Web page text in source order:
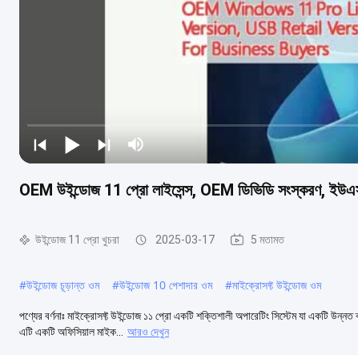
OEM উইন্ডোজ 11 প্রো লাইসেন্স, OEM ডিভিডি সংস্করণ,
উইন্ডোজ 11 প্রো খুচরা 2025-03-17 5 মতামত
#উইন্ডোজ চূড়ান্ত ওম #উইন্ডোজ 10 পেশাদার ওম #মাইক্রোসফ্ট উইন্ডোজ ওম
পণ্যের বর্ণনাঃ মাইক্রোসফ্ট উইন্ডোজ ১১ প্রো একটি শক্তিশালী অপারেটিং সিস্টেম যা একটি
এটি একটি অফিসিয়াল মাইক...
আরও দেখুন